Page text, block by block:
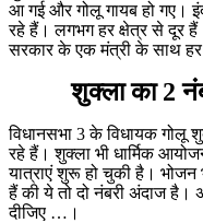
आ गई और गोलू गायब हो गए।
रहे हैं। लगभग हर क्षेत्र से दूर
सरकार के एक मंत्री के साथ
शुक्ला का 2
विधानसभा 3 के विधायक गोलू
रहे हैं। शुक्ला भी धार्मिक
यात्राएं शुरू हो चुकी है।
हैं की ये तो दो नंबरी अंदाज
दीजिए …।